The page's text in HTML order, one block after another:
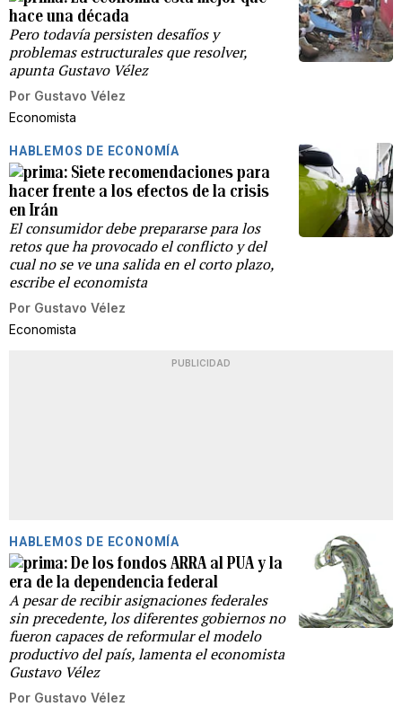
hace una década
Pero todavía persisten desafíos y
problemas estructurales que resolver,
apunta Gustavo Vélez
Por Gustavo Vélez
Economista
HABLEMOS DE ECONOMÍA
Siete recomendaciones para
hacer frente a los efectos de la crisis
en Irán
El consumidor debe prepararse para los
retos que ha provocado el conflicto y del
cual no se ve una salida en el corto plazo,
escribe el economista
Por Gustavo Vélez
Economista
PUBLICIDAD
HABLEMOS DE ECONOMÍA
De los fondos ARRA al PUA y la
era de la dependencia federal
A pesar de recibir asignaciones federales
sin precedente, los diferentes gobiernos no
fueron capaces de reformular el modelo
productivo del país, lamenta el economista
Gustavo Vélez
Por Gustavo Vélez